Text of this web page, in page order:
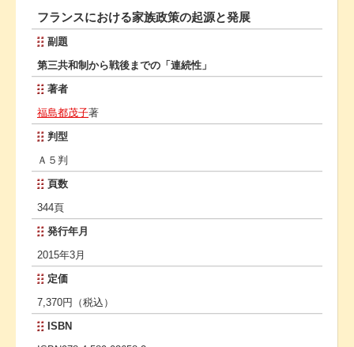
フランスにおける家族政策の起源と発展
副題
第三共和制から戦後までの「連続性」
著者
福島都茂子著
判型
Ａ５判
頁数
344頁
発行年月
2015年3月
定価
7,370円（税込）
ISBN